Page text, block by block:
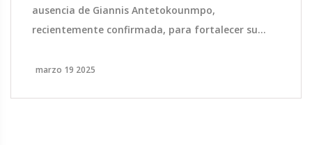
ausencia de Giannis Antetokounmpo,
recientemente confirmada, para fortalecer su
incorporación de Jimmy Butler junto a Stephen
marzo 19 2025